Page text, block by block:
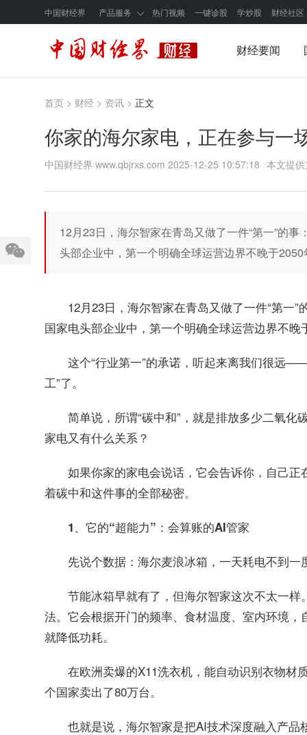
中国财经界 产品服务 热门视频 一键诊股 学炒股 财经社区
财经要闻
首页 > 财经 > 资讯 > 正文
你家的海尔家电，正在参与一
中国财经界·www.qbjrxs.com 2025-12-25 10:57:18 本文提
12月23日，海尔智家在青岛又做了一件“第一”的
头部企业中，第一个明确全球运营边界不晚于
12月23日，海尔智家在青岛又做了一件“第一
国家电头部企业中，第一个明确全球运营边界不晚
这个“行业第一”的承诺，听起来离我们很远
工”了。
简单说，所谓“碳中和”，就是排放多少二氧
家电又有什么关系？
如果你家的家电会说话，它会告诉你，自己正
着碳中和这件事的全部秘密。
1、它的“超能力”：会算账的AI管家
先说个数据：海尔麦浪冰箱，一天耗电不到
节能冰箱早就有了，但海尔智家这次不太一
法。它会根据开门的频率、食材温度、室内环境
就降低功耗。
在欧洲卖爆的X11洗衣机，能自动识别衣物材
个国家卖出了80万台。
也就是说，海尔智家是把AI技术深度融入产品